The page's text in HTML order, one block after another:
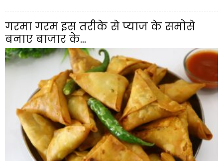
गरमा गरम इस तरीके से प्याज के समोसे
बनाए बाजार के...